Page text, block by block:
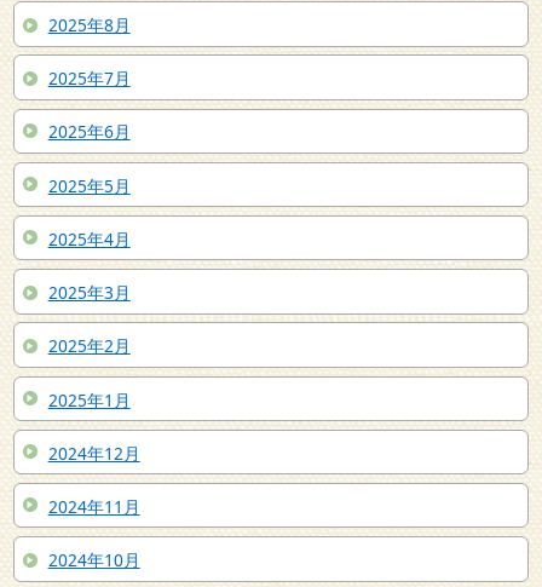
2025年8月
2025年7月
2025年6月
2025年5月
2025年4月
2025年3月
2025年2月
2025年1月
2024年12月
2024年11月
2024年10月